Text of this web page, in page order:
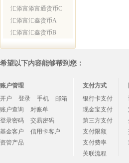
汇添富添富通货币C
汇添富汇鑫货币A
汇添富汇鑫货币B
希望以下内容能够帮到您：
账户管理
开户
登录 手机
邮箱
账户查询
对账单
登录密码
交易密码
基金客户
信用卡客户
资管产品
支付方式
银行卡支付
现金宝支付
第三方支付
支付限额
支付费率
关联流程